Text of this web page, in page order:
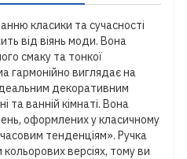
класики та сучасності
від віянь моди. Вона
смаку та тонкої
гармонійно виглядає на
декоративним
та ванній кімнаті. Вона
оформлених у класичному
тенденціям». Ручка
версіях, тому ви